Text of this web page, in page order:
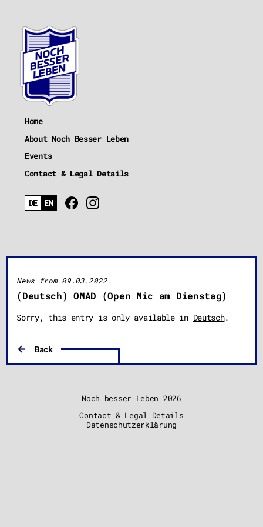
Home
About Noch Besser Leben
Events
Contact & Legal Details
News from 09.03.2022
(Deutsch) OMAD (Open Mic am Dienstag)
Sorry, this entry is only available in Deutsch.
Back
Noch besser Leben 2026
Contact & Legal Details
Datenschutzerklärung